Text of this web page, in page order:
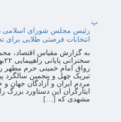
پ
رئیس مجلس شورای اسلامی
انتخابات فرصتی طلایی
به گزارش مقیاس اقتصاد،
رواق امام خمینی حرم
تبریک چهل و پنجمین سالگرد
مردم ایران و آزادگان جهان
ایثارگران این دستاورد
مشهدی که […]